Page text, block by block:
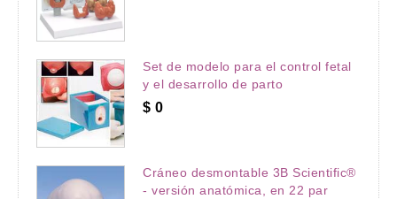
Set de modelo para el control fetal
y el desarrollo de parto
$ 0
Cráneo desmontable 3B Scientific®
- versión anatómica, en 22 par